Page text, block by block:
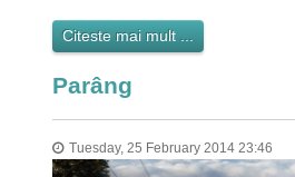
Citeste mai mult ...
Parâng
Tuesday, 25 February 2014 23:46